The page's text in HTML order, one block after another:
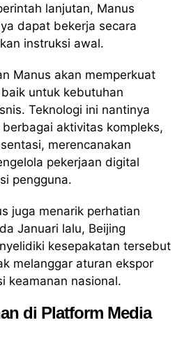
lanjutan, Manus
dapat bekerja secara
instruksi awal.
Manus akan memperkuat
untuk kebutuhan
Teknologi ini nantinya
aktivitas kompleks,
merencanakan
pekerjaan digital
pengguna.
juga menarik perhatian
Januari lalu, Beijing
kesepakatan tersebut
melanggar aturan ekspor
keamanan nasional.
di Platform Media